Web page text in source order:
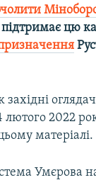
цю
західні
лютого 2022
матеріалі.
Умєрова